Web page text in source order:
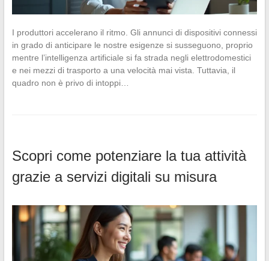
I produttori accelerano il ritmo. Gli annunci di dispositivi connessi
in grado di anticipare le nostre esigenze si susseguono, proprio
mentre l’intelligenza artificiale si fa strada negli elettrodomestici
e nei mezzi di trasporto a una velocità mai vista. Tuttavia, il
quadro non è privo di intoppi…
Scopri come potenziare la tua attività
grazie a servizi digitali su misura